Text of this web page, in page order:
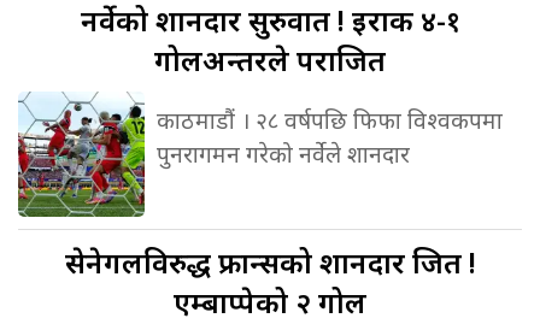
नर्वेकोशानदार सुरुवात ! इराक ४-१
गोलअन्तरले पराजित
काठमाडौं । २८ वर्षपछि फिफा विश्वकपमा
पुनरागमन गरेको नर्वेले शानदार
सेनेगलविरुद्धफ्रान्सको शानदार जित !
एम्बाप्पेको २ गोल